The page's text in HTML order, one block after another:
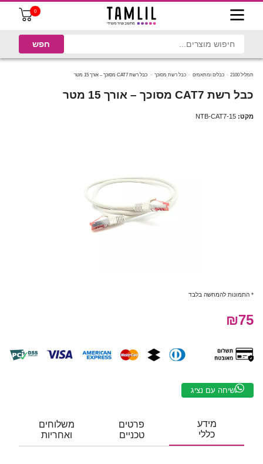
0
תמליל 2100 כבלים ומתאמים כבל רשת מסוכך כבל רשת CAT7 מסוכך – אורך 15 מטר
כבל רשת CAT7 מסוכך – אורך 15 מטר
מקט: NTB-CAT7-15
* התמונות להמחשה בלבד
₪75
שיחה עם נציג
מידע
כללי
פרטים
טכניים
משלוחים
ואחריות